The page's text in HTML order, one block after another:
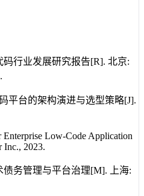
码行业发展研究报告[R]. 北京:
平台的架构演进与选型策略[J].
Low-Code Application
Inc., 2023.
务管理与平台治理[M]. 上海: